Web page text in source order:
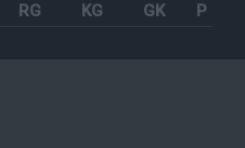
RG KG GK P